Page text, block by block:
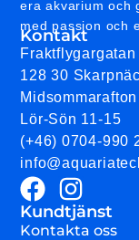
era akvarium och
med passion och
Kontakt
Fraktflygargatan
128 30
Lör-Sön 11-15
(+46) 0704-990
Kundtjänst
Kontakta oss